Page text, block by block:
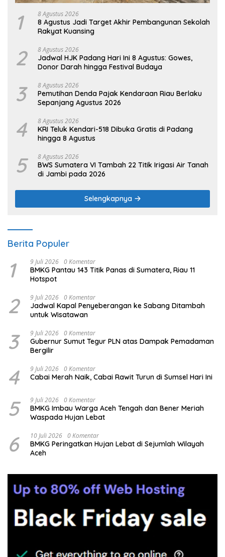
1 8 Agustus 2026
8 Agustus Jadi Target Akhir Pembangunan Sekolah
Rakyat Kuansing
2 8 Agustus 2026
Jadwal HJK Padang Hari Ini 8 Agustus: Gowes,
Donor Darah hingga Festival Budaya
3 8 Agustus 2026
Pemutihan Denda Pajak Kendaraan Riau Berlaku
Sepanjang Agustus 2026
4 8 Agustus 2026
KRI Teluk Kendari-518 Dibuka Gratis di Padang
hingga 8 Agustus
5 8 Agustus 2026
BWS Sumatera VI Tambah 22 Titik Irigasi Air Tanah
di Jambi pada 2026
Selengkapnya
Berita Populer
1 9 Juli 2026 0 Komentar
BMKG Pantau 143 Titik Panas di Sumatera, Riau 11
Hotspot
2 9 Juli 2026 0 Komentar
Jadwal Kapal Penyeberangan ke Sabang Ditambah
untuk Wisatawan
3 9 Juli 2026 0 Komentar
Gubernur Sumut Tegur PLN atas Dampak Pemadaman
Bergilir
4 9 Juli 2026 0 Komentar
Cabai Merah Naik, Cabai Rawit Turun di Sumsel Hari Ini
5 9 Juli 2026 0 Komentar
BMKG Imbau Warga Aceh Tengah dan Bener Meriah
Waspada Hujan Lebat
6 10 Juli 2026 0 Komentar
BMKG Peringatkan Hujan Lebat di Sejumlah Wilayah
Aceh